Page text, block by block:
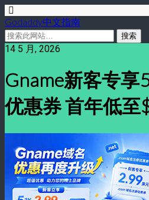
Godaddy中文指南
14 5 月, 2026
Gname新客专享
优惠券 首年低至